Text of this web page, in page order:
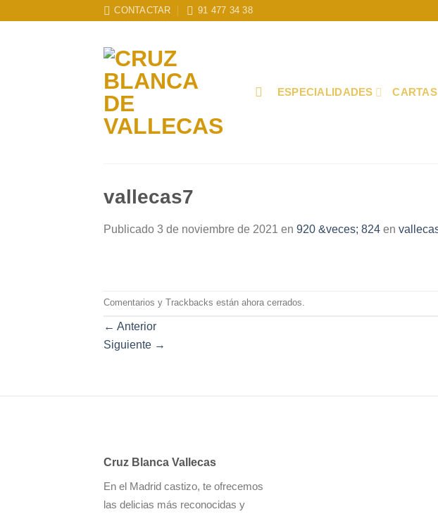
CONTACTAR 91 477 34 38
ESPECIALIDADES CARTAS
vallecas7
Publicado 3 de noviembre de 2021 en 920 &veces; 824 en
Comentarios y Trackbacks están ahora cerrados.
← Anterior
Siguiente →
Cruz Blanca Vallecas
En el Madrid castizo, te ofrecemos
las delicias más reconocidas y